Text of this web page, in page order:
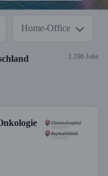
Home-Office
1.196 Jobs